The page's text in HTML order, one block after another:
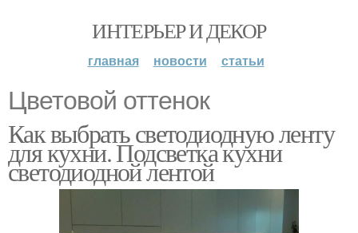
ИНТЕРЬЕР И ДЕКОР
главная новости статьи
Цветовой оттенок
Как выбрать светодиодную ленту
для кухни. Подсветка кухни
светодиодной лентой